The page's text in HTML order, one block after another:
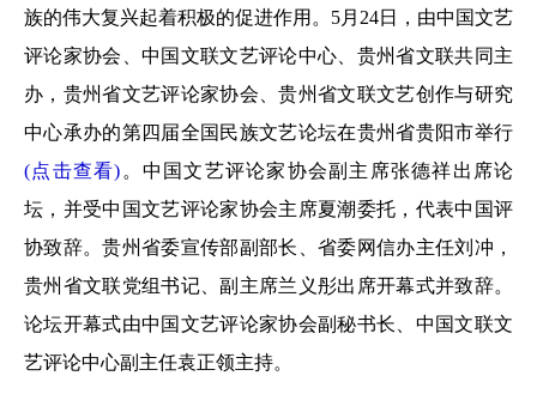
族的伟大复兴起着积极的促进作用。5月24日，由中国文艺
评论家协会、中国文联文艺评论中心、贵州省文联共同主
办，贵州省文艺评论家协会、贵州省文联文艺创作与研究
中心承办的第四届全国民族文艺论坛在贵州省贵阳市举行
(点击查看) 。中国文艺评论家协会副主席张德祥出席论
坛，并受中国文艺评论家协会主席夏潮委托，代表中国评
协致辞。贵州省委宣传部副部长、省委网信办主任刘冲，
贵州省文联党组书记、副主席兰义彤出席开幕式并致辞。
论坛开幕式由中国文艺评论家协会副秘书长、中国文联文
艺评论中心副主任袁正领主持。